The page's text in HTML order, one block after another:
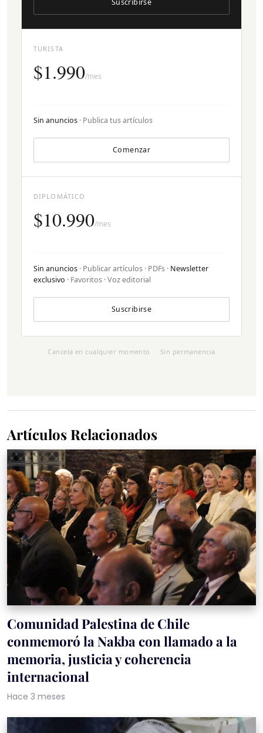
TURISTA
$1.990/mes
Sin anuncios · Publica tus artículos
Comenzar
Suscribirse
DIPLOMÁTICO
$10.990/mes
Sin anuncios · Publicar artículos · PDFs · Newsletter
exclusivo · Favoritos · Voz editorial
Suscribirse
Cancela en cualquier momento · Sin permanencia
Artículos Relacionados
Comunidad Palestina de Chile
conmemoró la Nakba con llamado a la
memoria, justicia y coherencia
internacional
Hace 3 meses